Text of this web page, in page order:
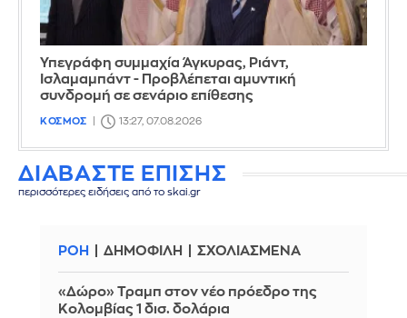
Υπεγράφη συμμαχία Άγκυρας, Ριάντ,
Ισλαμαμπάντ - Προβλέπεται αμυντική
συνδρομή σε σενάριο επίθεσης
ΚΟΣΜΟΣ 13:27, 07.08.2026
ΔΙΑΒΑΣΤΕ ΕΠΙΣΗΣ
περισσότερες ειδήσεις από το skai.gr
ΡΟΗ ΔΗΜΟΦΙΛΗ ΣΧΟΛΙΑΣΜΕΝΑ
«Δώρο» Τραμπ στον νέο πρόεδρο της
Κολομβίας 1 δισ. δολάρια